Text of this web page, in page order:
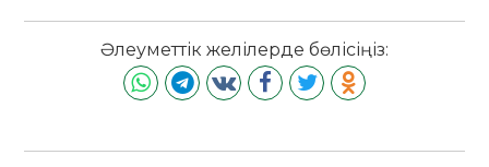
Әлеуметтік желілерде бөлісіңіз: